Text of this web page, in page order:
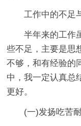
工作中的不足
半年来的工作
些不足，主要是思
不够，和有经验的
中，我一定认真总
更好。
(一)发扬吃苦